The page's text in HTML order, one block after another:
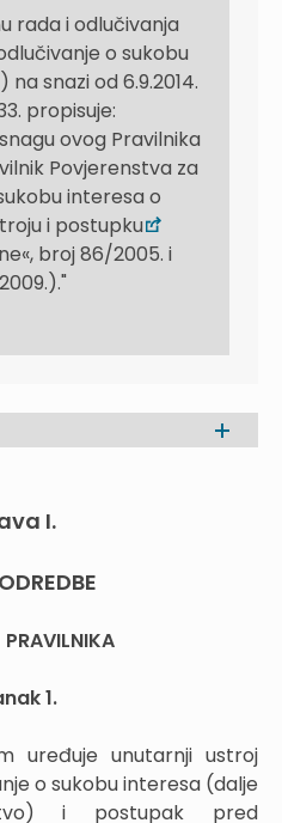
rada i odlučivanja
o sukobu
) na snazi od 6.9.2014.
propisuje:
ovog Pravilnika
Povjerenstva za
interesa o
i postupku
broj 86/2005. i
I.
1.
uređuje unutarnji ustroj
o sukobu interesa (dalje
i postupak pred